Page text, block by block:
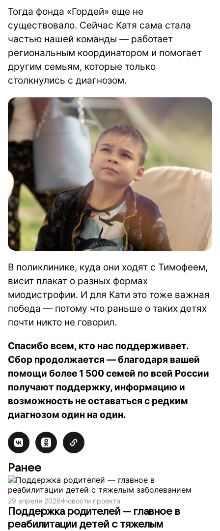
Тогда фонда «Гордей» еще не
существовало. Сейчас Катя сама стала
частью нашей команды — работает
региональным координатором и помогает
другим семьям, которые только
столкнулись с диагнозом.
В поликлинике, куда они ходят с Тимофеем,
висит плакат о разных формах
миодистрофии. И для Кати это тоже важная
победа — потому что раньше о таких детях
почти никто не говорил.
Спасибо всем, кто нас поддерживает.
Сбор продолжается — благодаря вашей
помощи более 1 500 семей по всей России
получают поддержку, информацию и
возможность не оставаться с редким
диагнозом один на один.
Ранее
29 апреля 2026 Новости проекта
Поддержка родителей — главное в
реабилитации детей с тяжелым